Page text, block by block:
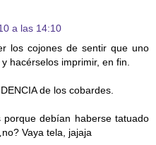
a las 14:10
los cojones de sentir que uno
hacérselos imprimir, en fin.
de los cobardes.
debían haberse tatuado
Vaya tela, jajaja